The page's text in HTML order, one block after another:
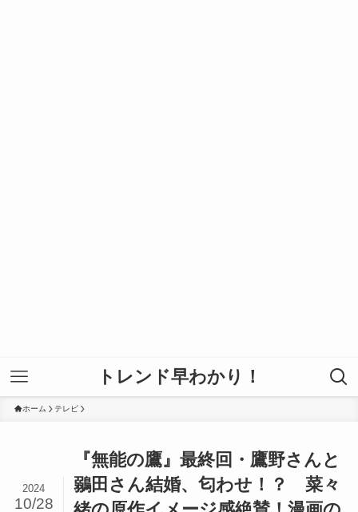
トレンド早わかり！
ホーム テレビ
『無能の鷹』最終回・鷹野さんと
鶸田さん結婚、匂わせ！？ 菜々
2024
10/28